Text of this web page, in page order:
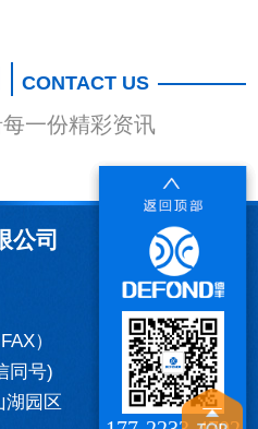
CONTACT US
一份精彩资讯
公司
）
同号)
园区